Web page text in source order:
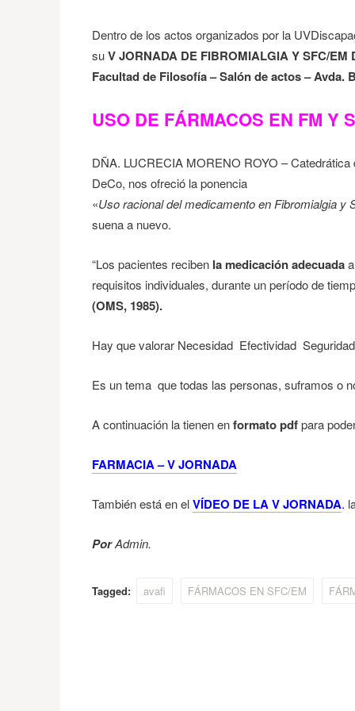
Dentro de los actos organizados por la
suV JORNADA DE FIBROMIALGIA Y SFC/EM
Facultad de Filosofía – Salón de actos – Avda.
USO DE FÁRMACOS EN FM Y
DÑA. LUCRECIA MORENO ROYO –
DeCo, nos ofreció la ponencia
«Uso racional del medicamento en Fibromialgia y
suena a nuevo.
“Los pacientes reciben la medicación adecuada
requisitos individuales, durante un período de
(OMS, 1985).
Hay que valorar Necesidad Efectividad
Es un tema que todas las personas, suframos o
A continuación la tienen enformato pdfpara
FARMACIA – V JORNADA
También está en elVÍDEO DE LA V JORNADA.
PorAdmin.
Tagged: avafi FÁRMACOS EN SFC/EM